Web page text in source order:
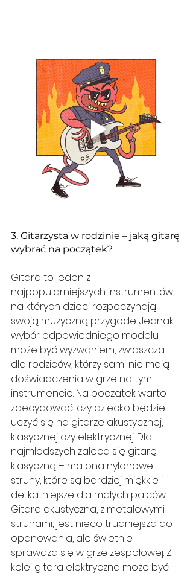
3. Gitarzysta w rodzinie – jaką gitarę
wybrać na początek?
Gitara to jeden z
najpopularniejszych instrumentów,
na których dzieci rozpoczynają
swoją muzyczną przygodę. Jednak
wybór odpowiedniego modelu
może być wyzwaniem, zwłaszcza
dla rodziców, którzy sami nie mają
doświadczenia w grze na tym
instrumencie. Na początek warto
zdecydować, czy dziecko będzie
uczyć się na gitarze akustycznej,
klasycznej czy elektrycznej. Dla
najmłodszych zaleca się gitarę
klasyczną – ma ona nylonowe
struny, które są bardziej miękkie i
delikatniejsze dla małych palców.
Gitara akustyczna, z metalowymi
strunami, jest nieco trudniejsza do
opanowania, ale świetnie
sprawdza się w grze zespołowej. Z
kolei gitara elektryczna może być